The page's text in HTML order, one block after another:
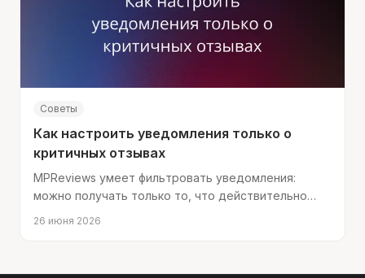
Советы
Как настроить уведомления только о
критичных отзывах
MPReviews умеет фильтровать уведомления:
можно получать только то, что действительно
26 июня 2026